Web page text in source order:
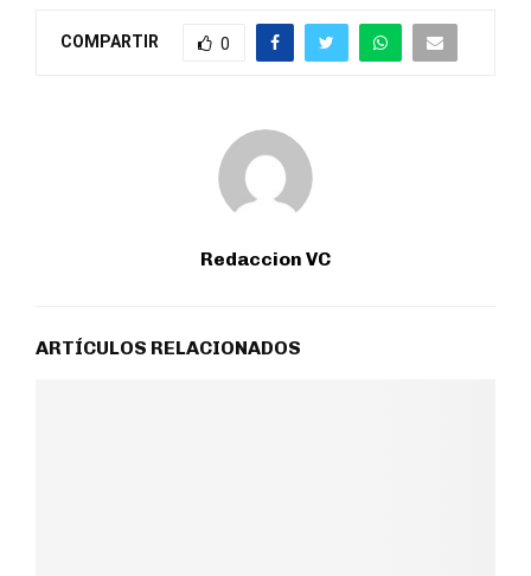
COMPARTIR 0
Redaccion VC
ARTÍCULOS RELACIONADOS